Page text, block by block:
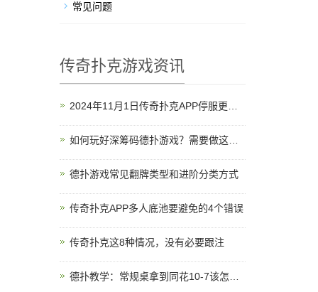
常见问题
传奇扑克游戏资讯
如何玩好深筹码德扑游戏？需要做这些调整
德扑游戏常见翻牌类型和进阶分类方式
传奇扑克APP多人底池要避免的4个错误
传奇扑克这8种情况，没有必要跟注